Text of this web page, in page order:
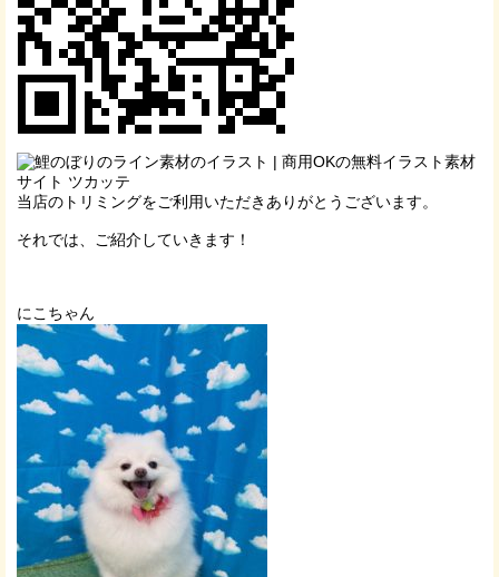
当店のトリミングをご利用いただきありがとうございます。
それでは、ご紹介していきます！
にこちゃん